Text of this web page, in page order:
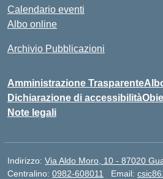
Calendario eventi
Albo online
Archivio Pubblicazioni
Amministrazione Trasparente
Dichiarazione di accessibilità
Note legali
Indirizzo: Via Aldo Moro, 10 - 87020
Centralino: 0982-608011 Email: